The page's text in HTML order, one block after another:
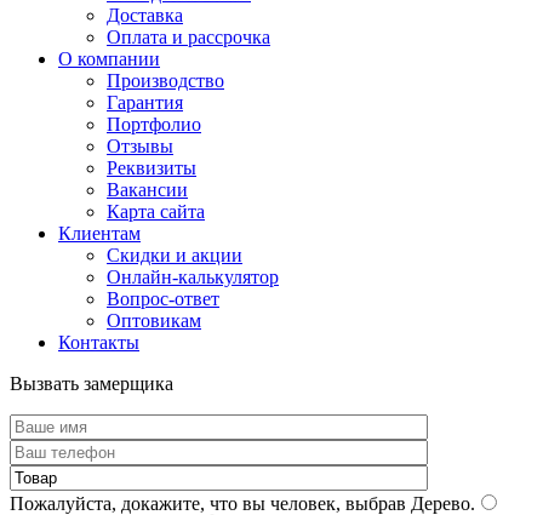
Доставка
Оплата и рассрочка
О компании
Производство
Гарантия
Портфолио
Отзывы
Реквизиты
Вакансии
Карта сайта
Клиентам
Скидки и акции
Онлайн-калькулятор
Вопрос-ответ
Оптовикам
Контакты
Вызвать замерщика
Пожалуйста, докажите, что вы человек, выбрав Дерево.